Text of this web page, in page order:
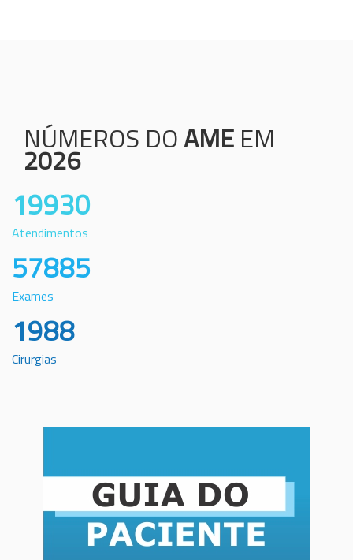
NÚMEROS DOAME EM
2026
19930
Atendimentos
57885
Exames
1988
Cirurgias